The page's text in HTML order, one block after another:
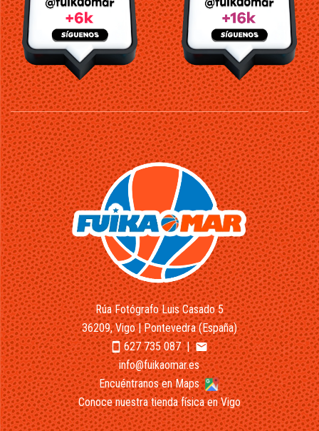
Rúa Fotógrafo Luis Casado 5
36209, Vigo | Pontevedra (España)
smartphone627 735 087|email
info@fuikaomar.es
Encuéntranos en Maps
Conoce nuestra tienda física en Vigo